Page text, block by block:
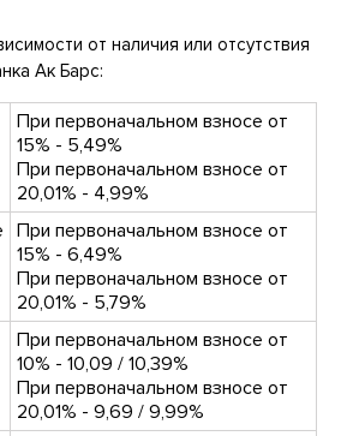
от наличия или отсутствия
Ак Барс:
При первоначальном взносе от
15% - 5,49%
При первоначальном взносе от
20,01% - 4,99%
При первоначальном взносе от
15% - 6,49%
При первоначальном взносе от
20,01% - 5,79%
При первоначальном взносе от
10% - 10,09 / 10,39%
При первоначальном взносе от
20,01% - 9,69 / 9,99%